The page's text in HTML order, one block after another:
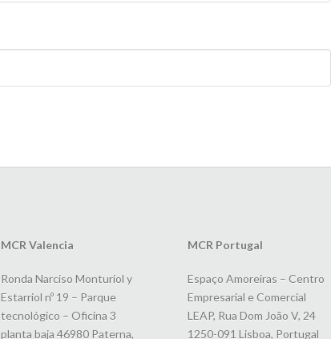
MCR Valencia
Ronda Narciso Monturiol y
Estarriol nº 19 – Parque
tecnológico – Oficina 3
planta baja 46980 Paterna,
MCR Portugal
Espaço Amoreiras – Centro
Empresarial e Comercial
LEAP, Rua Dom João V, 24
1250-091 Lisboa, Portugal